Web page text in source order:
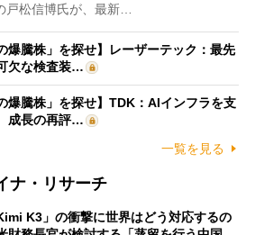
戸松信博氏が、最新…
爆騰株」を探せ】レーザーテック：最先
欠な検査装…
爆騰株」を探せ】TDK：AIインフラを支
成長の再評…
一覧を見る
ナ・リサーチ
K3」の衝撃に世界はどう対応するの